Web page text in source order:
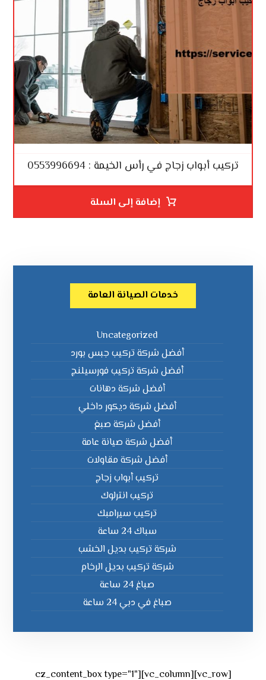
تركيب أبواب زجاج في رأس الخيمة : 0553996694
إضافة إلى السلة
خدمات الصيانة العامة
Uncategorized
أفضل شركة تركيب جبس بورد
أفضل شركة تركيب فورسيلنج
أفضل شركة دهانات
أفضل شركة ديكور داخلي
أفضل شركة صبغ
أفضل شركة صيانة عامة
أفضل شركة مقاولات
تركيب أبواب زجاج
تركيب انترلوك
تركيب سيرامبك
سباك 24 ساعة
شركة تركيب بديل الخشب
شركة تركيب بديل الرخام
صباغ 24 ساعة
صباغ في دبي 24 ساعة
[vc_row][vc_column][cz_content_box type="1"